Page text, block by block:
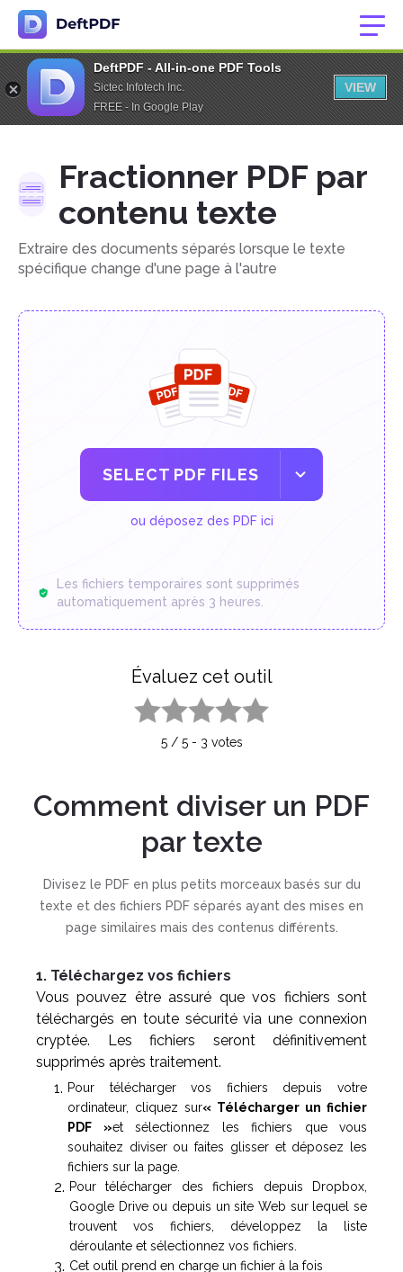
DeftPDF - All-in-one PDF Tools
Sictec Infotech Inc.
FREE - In Google Play
VIEW
Fractionner PDF par
contenu texte
Extraire des documents séparés lorsque le texte
spécifique change d'une page à l'autre
SELECT PDF FILES
ou déposez des PDF ici
Les fichiers temporaires sont supprimés
automatiquement après 3 heures.
Évaluez cet outil
5/ 5- 3 votes
Comment diviser un PDF
par texte
Divisez le PDF en plus petits morceaux basés sur du
texte et des fichiers PDF séparés ayant des mises en
page similaires mais des contenus différents.
1. Téléchargez vos fichiers
Vous pouvez être assuré que vos fichiers sont
téléchargés en toute sécurité via une connexion
cryptée. Les fichiers seront définitivement
supprimés après traitement.
Pour télécharger vos fichiers depuis votre
ordinateur, cliquez sur« Télécharger un fichier
PDF »et sélectionnez les fichiers que vous
souhaitez diviser ou faites glisser et déposez les
fichiers sur la page.
Pour télécharger des fichiers depuis Dropbox,
Google Drive ou depuis un site Web sur lequel se
trouvent vos fichiers, développez la liste
déroulante et sélectionnez vos fichiers.
Cet outil prend en charge un fichier à la fois